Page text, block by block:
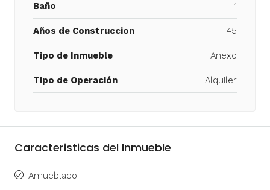
Baño 1
Años de Construccion 45
Tipo de Inmueble Anexo
Tipo de Operación Alquiler
Caracteristicas del Inmueble
Amueblado